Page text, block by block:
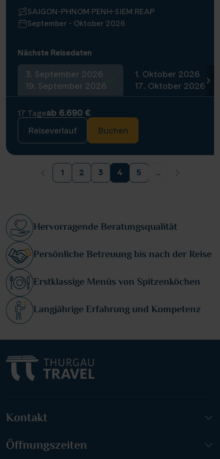
SAIGON-PHNOM PENH-SIEM REAP
September - Oktober 2026
Nächste Reisedaten
3. September 2026
19. September 2026
1. Oktober 2026
17. Oktober 2026
17 Tageab 6.690 €
Reiseverlauf
Buchen
1 2 3 4 5 ...
Hervorragende Beratungsqualität
Persönliche Betreuung bis nach der Reise
Erstklassige Menüs von Spitzenköchen
Langjährige Erfahrung und Kompetenz
Kontakt
Öffnungszeiten